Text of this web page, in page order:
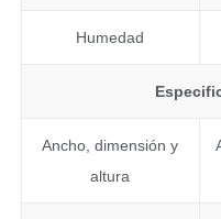
Humedad
Ancho, dimensión y
altura